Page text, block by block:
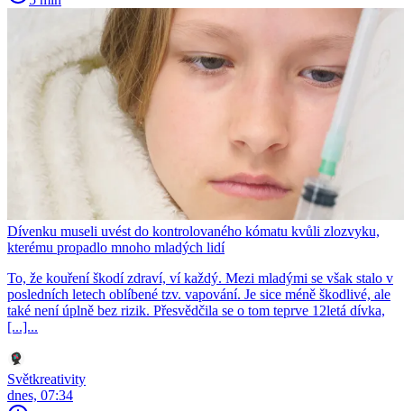
Dívenku museli uvést do kontrolovaného kómatu kvůli zlozvyku,
kterému propadlo mnoho mladých lidí
To, že kouření škodí zdraví, ví každý. Mezi mladými se však stalo v
posledních letech oblíbené tzv. vapování. Je sice méně škodlivé, ale
také není úplně bez rizik. Přesvědčila se o tom teprve 12letá dívka,
[...]...
Světkreativity
dnes, 07:34